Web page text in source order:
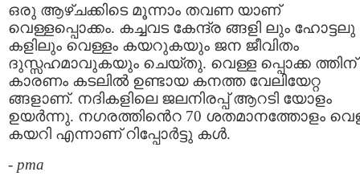
ഒരു ആഴ്ചക്കിടെ മൂന്നാം തവണ യാണ്
വെള്ളപ്പൊക്കം. കച്ചവട കേന്ദ്ര ങ്ങളി ലും ഹോട്ടലു
കളിലും വെള്ളം കയറുകയും ജന ജീവിതം
ദുസ്സഹമാവുകയും ചെയ്തു. വെള്ള പ്പൊക്ക ത്തിന്
കാരണം കടലില്‍ ഉണ്ടായ കനത്ത വേലിയേറ്റ
ങ്ങളാണ്. നദികളിലെ ജലനിരപ്പ് ആറടി യോളം
ഉയർന്നു. നഗരത്തിൻെറ 70 ശതമാനത്തോളം
കയറി എന്നാണ് റിപ്പോര്‍ട്ടു കള്‍.
- pma